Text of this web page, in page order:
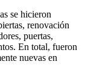
se hicieron
renovación
puertas,
En total, fueron
nuevas en